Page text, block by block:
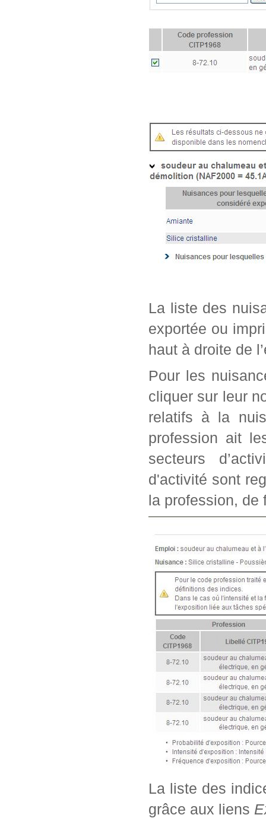
La liste des
exportée ou
haut à droite de
Pour les
cliquer sur leur
relatifs à la
profession ait
secteurs
d'activité sont
la profession, de
La liste des
grâce aux liens